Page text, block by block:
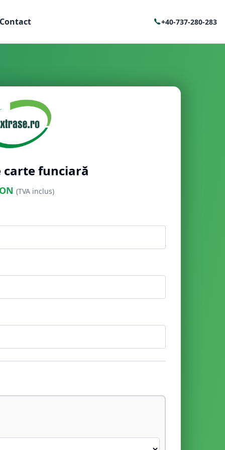
Contact +40-737-280-283
carte funciară
(TVA inclus)